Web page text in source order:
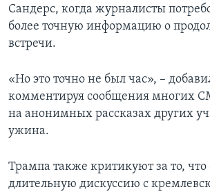
Сандерс, когда журналисты
более точную информацию о
встречи.
«Но это точно не был час», –
комментируя сообщения многих
на анонимных рассказах других
ужина.
Трампа также критикуют за то, что
длительную дискуссию с